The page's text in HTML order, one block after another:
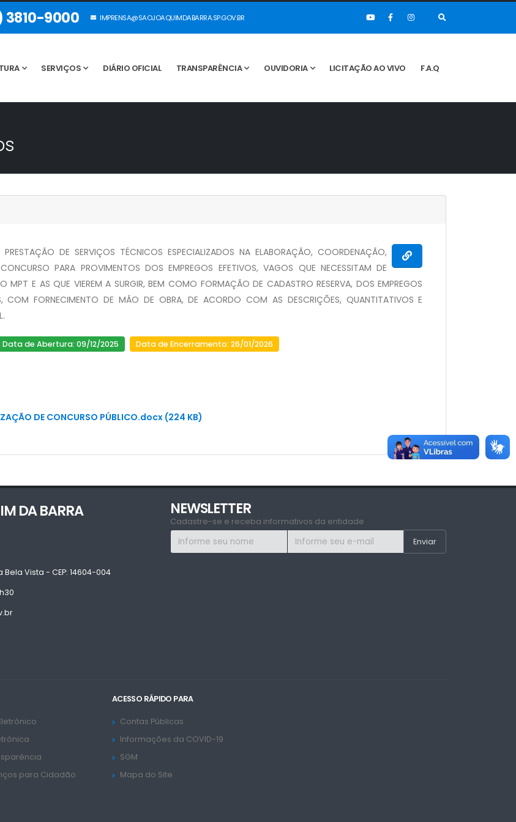
3810-9000 IMPRENSA@SAOJOAQUIMDABARRA.SP.GOV.BR
SERVIÇOS DIÁRIO OFICIAL TRANSPARÊNCIA OUVIDORIA LICITAÇÃO AO VIVO F.A.Q
DE SERVIÇOS TÉCNICOS ESPECIALIZADOS NA ELABORAÇÃO, COORDENAÇÃO,
PARA PROVIMENTOS DOS EMPREGOS EFETIVOS, VAGOS QUE NECESSITAM DE
MPT E AS QUE VIEREM A SURGIR, BEM COMO FORMAÇÃO DE CADASTRO RESERVA, DOS EMPREGOS
COM FORNECIMENTO DE MÃO DE OBRA, DE ACORDO COM AS DESCRIÇÕES, QUANTITATIVOS E
Data de Abertura: 09/12/2025 Data de Encerramento: 26/01/2026
DE CONCURSO PÚBLICO.docx (224 KB)
DA BARRA
Vista - CEP: 14604-004
NEWSLETTER
Cadastre-se e receba informativos da entidade
para Cidadão
ACESSO RÁPIDO PARA
Contas Públicas
Informações da COVID-19
SGM
Mapa do Site